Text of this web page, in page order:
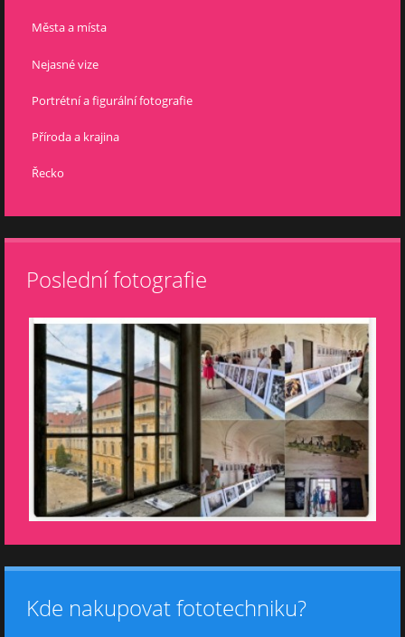
Města a místa
Nejasné vize
Portrétní a figurální fotografie
Příroda a krajina
Řecko
Poslední fotografie
Kde nakupovat fototechniku?